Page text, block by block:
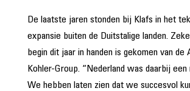
De laatste jaren stonden bij Klafs in het
expansie buiten de Duitstalige landen.
begin dit jaar in handen is gekomen van de
Kohler-Group. “Nederland was daarbij een
We hebben laten zien dat we succesvol